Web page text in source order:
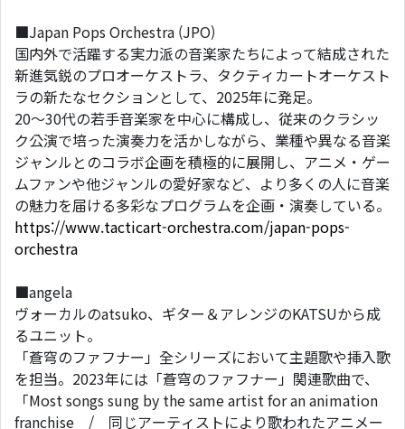
■Japan Pops Orchestra (JPO)
国内外で活躍する実力派の音楽家たちによって結成された
新進気鋭のプロオーケストラ、タクティカートオーケスト
ラの新たなセクションとして、2025年に発足。
20～30代の若手音楽家を中心に構成し、従来のクラシッ
ク公演で培った演奏力を活かしながら、業種や異なる音楽
ジャンルとのコラボ企画を積極的に展開し、アニメ・ゲー
ムファンや他ジャンルの愛好家など、より多くの人に音楽
の魅力を届ける多彩なプログラムを企画・演奏している。
https://www.tacticart-orchestra.com/japan-pops-
orchestra
■angela
ヴォーカルのatsuko、ギター＆アレンジのKATSUから成
るユニット。
「蒼穹のファフナー」全シリーズにおいて主題歌や挿入歌
を担当。2023年には「蒼穹のファフナー」関連歌曲で、
「Most songs sung by the same artist for an animation
franchise / 同じアーティストにより歌われたアニメー